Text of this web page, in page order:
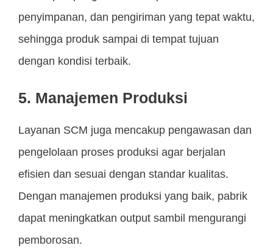
penyimpanan, dan pengiriman yang tepat waktu,
sehingga produk sampai di tempat tujuan
dengan kondisi terbaik.
5. Manajemen Produksi
Layanan SCM juga mencakup pengawasan dan
pengelolaan proses produksi agar berjalan
efisien dan sesuai dengan standar kualitas.
Dengan manajemen produksi yang baik, pabrik
dapat meningkatkan output sambil mengurangi
pemborosan.